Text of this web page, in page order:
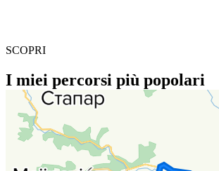
SCOPRI
I miei percorsi più popolari